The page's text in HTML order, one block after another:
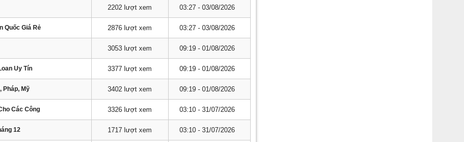
2202 lượt xem 03:27 - 03/08/2026
Quốc Giá Rẻ 2876 lượt xem 03:27 - 03/08/2026
3053 lượt xem 09:19 - 01/08/2026
Uy Tín 3377 lượt xem 09:19 - 01/08/2026
Pháp, Mỹ 3402 lượt xem 09:19 - 01/08/2026
Các Công 3326 lượt xem 03:10 - 31/07/2026
12 1717 lượt xem 03:10 - 31/07/2026